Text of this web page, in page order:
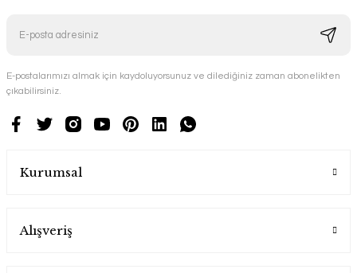
E-postalarımızı almak için kaydoluyorsunuz ve dilediğiniz zaman abonelikten
çıkabilirsiniz.
Kurumsal
Alışveriş